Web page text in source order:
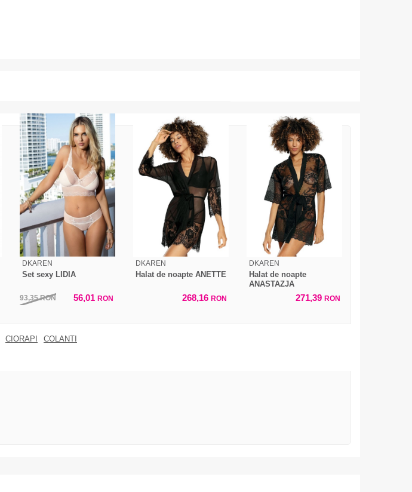
DKAREN
Set sexy LIDIA
93,35RON 56,01 RON
DKAREN
Halat de noapte ANETTE
268,16 RON
DKAREN
Halat de noapte
ANASTAZJA
271,39 RON
CIORAPI
COLANTI